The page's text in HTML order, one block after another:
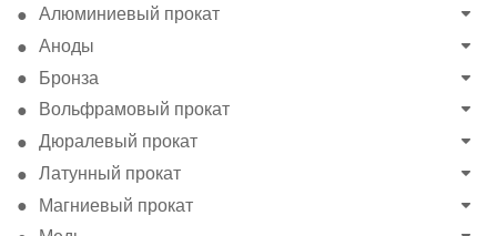
Алюминиевый прокат
Аноды
Бронза
Вольфрамовый прокат
Дюралевый прокат
Латунный прокат
Магниевый прокат